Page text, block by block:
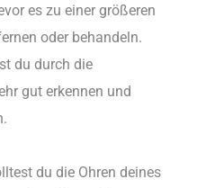
es zu einer größeren
oder behandeln.
du durch die
gut erkennen und
du die Ohren deines